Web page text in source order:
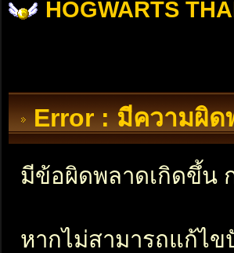
HOGWARTS
Error : มีความผิด
มีข้อผิดพลาดเกิดขึ้น
หากไม่สามารถแก้ไ